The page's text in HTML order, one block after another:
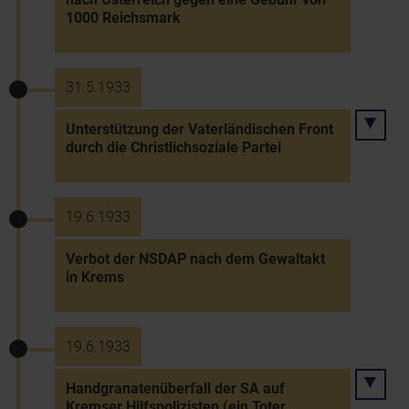
1000 Reichsmark
31.5.1933
Unterstützung der Vaterländischen Front
durch die Christlichsoziale Partei
19.6.1933
Verbot der NSDAP nach dem Gewaltakt
in Krems
19.6.1933
Handgranatenüberfall der SA auf